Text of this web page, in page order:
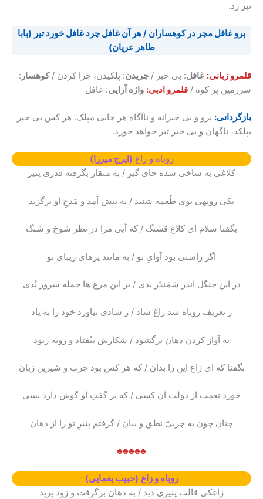
تیر زد.
برو غافل مچر در کوهساران / هر آن غافل چرد غافل خورد تیر (بابا
طاهر عریان)
قلمرو زبانی: غافل: بی خبر / چریدن: پلکیدن، چرا کردن /کوهسار :
سرزمین پر کوه / قلمرو ادبی: واژه آرایی: غافل
بازگردانی: برو و بی خبرانه و ناآگاه هر جایی مپلک. هر کس بی خبر
بپلکد، ناگهان و بی خبر تیر خواهد خورد.
روباه و زاغ (ایرج میرزا)
کلاغی به شاخی شده جای گیر / به منقار بگرفته قدری پنیر
یکی روبهی بوی طُعمه شنید / به پیش آمد و مَدحِ او برگزید
بگفتا سلام ای کلاغ قشنگ / که آیی مرا در نظر شوخ و شنگ
اگر راستی بود آوایِ تو / به مانند پرهای زیبای تو
در این جنگل اندر سَمَندَر بدی / بر این مرغ ها جمله سرور بُدی
ز تعریف روباه شد زاغ شاد / ز شادی نیاورد خود را به یاد
به آواز کردن دهان برگشود / شکارش بیُفتاد و روبَه ربود
بگفتا که ای زاغ این را بدان / که هر کس بود چرب و شیرین زبان
خورد نعمت از دولت آن کسی / که بر گفتِ او گوش دارد بسی
چنان چون به چربیّ نطق و بیان / گرفتم پنیرِ تو را از دهان
♣♣♣♣♣
روباه و زاغ (حبیب یغمایی)
زاغکی قالب پنیری دید / به دهان برگرفت و زود پرید